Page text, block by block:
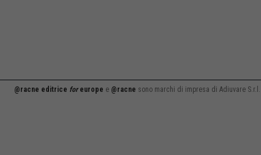
@racne editrice foreurope e @racne sono marchi di impresa di Adiuvare S.r.l.